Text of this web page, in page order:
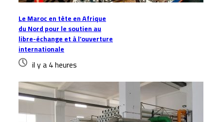
Le Maroc en tête en Afrique
du Nord pour le soutien au
libre-échange et à l’ouverture
internationale
il y a 4 heures